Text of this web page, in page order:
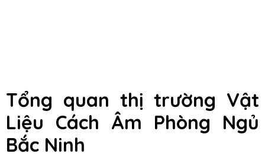
Tổng quan thị trường Vật
Liệu Cách Âm Phòng Ngủ
Bắc Ninh